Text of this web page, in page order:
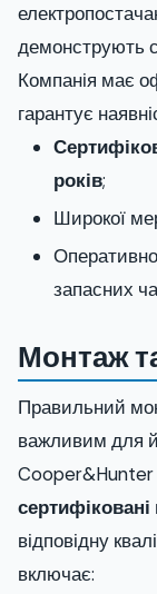
демонструють
Компанія має
гарантує
років;
Широкої
запасних
Монтаж
Правильний
важливим для
Cooper&Hunter
відповідну
включає: